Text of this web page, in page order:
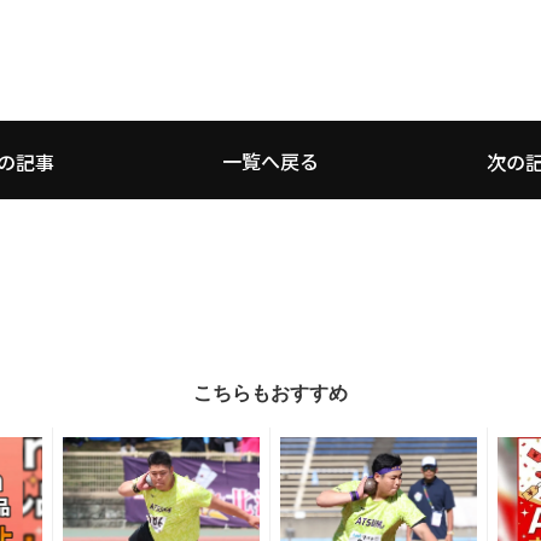
記事 一覧へ戻る 次の
こちらもおすすめ